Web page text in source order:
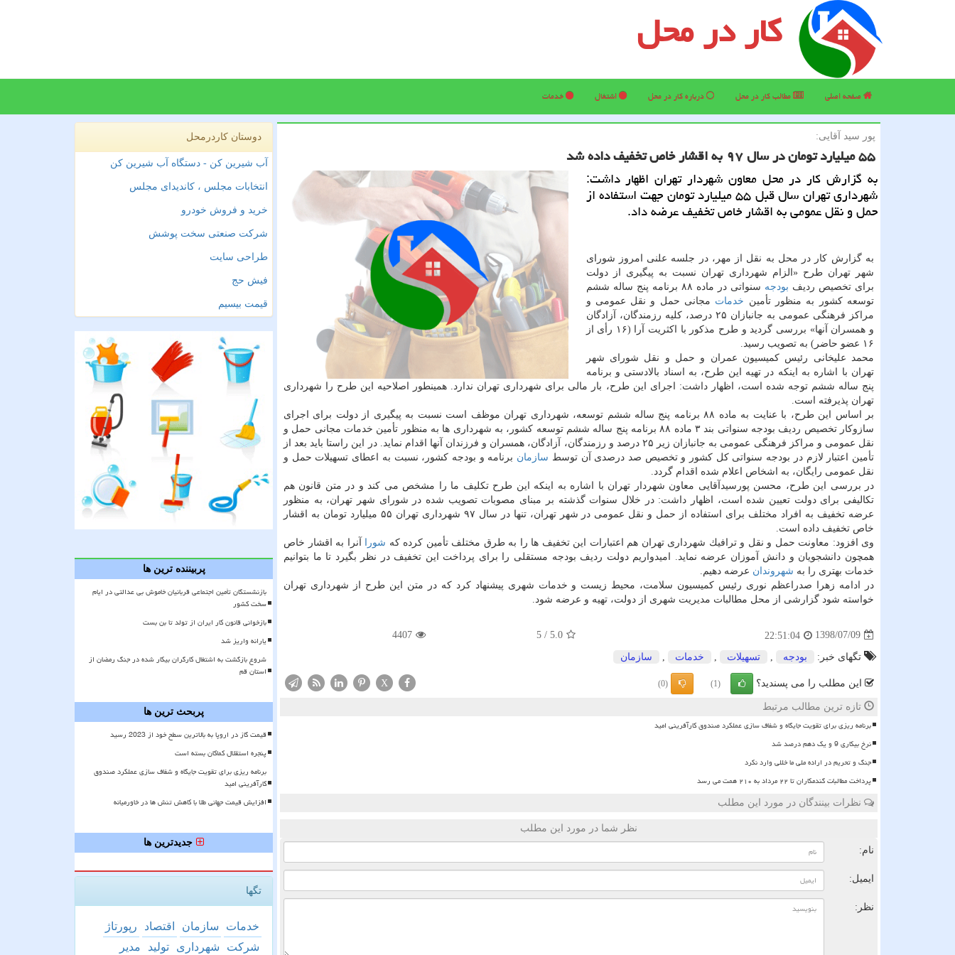
کار در محل
صفحه اصلی مطالب كار در محل درباره كار در محل اشتغال خدمات
پور سید آقایی:
۵۵ میلیارد تومان در سال ۹۷ به اقشار خاص تخفیف داده شد
به گزارش كار در محل معاون شهردار تهران اظهار داشت:
شهرداری تهران سال قبل ۵۵ میلیارد تومان جهت استفاده از
حمل و نقل عمومی به اقشار خاص تخفیف عرضه داد.
به گزارش كار در محل به نقل از مهر، در جلسه علنی امروز شورای
شهر تهران طرح «الزام شهرداری تهران نسبت به پیگیری از دولت
برای تخصیص ردیف بودجه
سنواتی در ماده ۸۸ برنامه پنج ساله ششم
توسعه كشور به منظور تأمین خدمات مجانی حمل و نقل عمومی و
مراكز فرهنگی عمومی به جانبازان ۲۵ درصد، كلیه رزمندگان، آزادگان
و همسران آنها» بررسی گردید و طرح مذكور با اكثریت آرا (۱۶ رأی از
۱۶ عضو حاضر) به تصویب رسید.
محمد علیخانی رئیس كمیسیون عمران و حمل و نقل شورای شهر
تهران با اشاره به اینكه در تهیه این طرح، به اسناد بالادستی و برنامه
پنج ساله ششم توجه شده است، اظهار داشت: اجرای این طرح، بار مالی برای شهرداری تهران ندارد. همینطور اصلاحیه این طرح را شهرداری
تهران پذیرفته است.
بر اساس این طرح، با عنایت به ماده ۸۸ برنامه پنج ساله ششم توسعه، شهرداری تهران موظف است نسبت به پیگیری از دولت برای اجرای
سازوكار تخصیص ردیف بودجه سنواتی بند ۳ ماده ۸۸ برنامه پنج ساله ششم توسعه كشور، به شهرداری ها به منظور تأمین خدمات مجانی حمل و
نقل عمومی و مراكز فرهنگی عمومی به جانبازان زیر ۲۵ درصد و رزمندگان، آزادگان، همسران و فرزندان آنها اقدام نماید. در این راستا باید بعد از
تأمین اعتبار لازم در بودجه سنواتی كل كشور و تخصیص صد درصدی آن توسط سازمان برنامه و بودجه كشور، نسبت به اعطای تسهیلات حمل و
نقل عمومی رایگان، به اشخاص اعلام شده اقدام گردد.
در بررسی این طرح، محسن پورسیدآقایی معاون شهردار تهران با اشاره به اینكه این طرح تكلیف ما را مشخص می كند و در متن قانون هم
تكالیفی برای دولت تعیین شده است، اظهار داشت: در خلال سنوات گذشته بر مبنای مصوبات تصویب شده در شورای شهر تهران، به منظور
عرضه تخفیف به افراد مختلف برای استفاده از حمل و نقل عمومی در شهر تهران، تنها در سال ۹۷ شهرداری تهران ۵۵ میلیارد تومان به اقشار
خاص تخفیف داده است.
وی افزود: معاونت حمل و نقل و ترافیك شهرداری تهران هم اعتبارات این تخفیف ها را به طرق مختلف تأمین كرده كه شورا
آنرا به اقشار خاص
همچون دانشجویان و دانش آموزان عرضه نماید. امیدواریم دولت ردیف بودجه مستقلی را برای پرداخت این تخفیف در نظر بگیرد تا ما بتوانیم
خدمات بهتری را به شهروندان عرضه دهیم.
در ادامه زهرا صدراعظم نوری رئیس كمیسیون سلامت، محیط زیست و خدمات شهری پیشنهاد كرد كه در متن این طرح از شهرداری تهران
خواسته شود گزارشی از محل مطالبات مدیریت شهری از دولت، تهیه و عرضه شود.
1398/07/09
22:51:04
5.0
/
5
4407
تگهای خبر: بودجه تسهیلات خدمات سازمان
این مطلب را می پسندید؟ (1)
(0)
X
تازه ترین مطالب مرتبط
برنامه ریزی برای تقویت جایگاه و شفاف سازی عملکرد صندوق کارآفرینی امید
نرخ بیکاری 9 و یک دهم درصد شد
جنگ و تحریم در اراده ملی ما خللی وارد نکرد
پرداخت مطالبات گندمکاران تا ۲۲ مرداد به ۲۱۰ همت می رسد
نظرات بینندگان در مورد این مطلب
نظر شما در مورد این مطلب
نام:
ایمیل:
نظر:
دوستان کاردرمحل
آب شیرین کن - دستگاه آب شیرین کن
انتخابات مجلس ، کاندیدای مجلس
خرید و فروش خودرو
شرکت صنعتی سخت پوشش
طراحی سایت
فیش حج
قیمت بیسیم
پربیننده ترین ها
بازنشستگان تأمین اجتماعی قربانیان خاموش بی عدالتی در ایام
سخت کشور
بازخوانی قانون کار ایران از تولد تا بن بست
یارانه واریز شد
شروع بازگشت به اشتغال کارگران بیکار شده در جنگ رمضان از
استان قم
پربحث ترین ها
قیمت گاز در اروپا به بالاترین سطح خود از 2023 رسید
پنجره استقلال کماکان بسته است
برنامه ریزی برای تقویت جایگاه و شفاف سازی عملکرد صندوق
کارآفرینی امید
افزایش قیمت جهانی طلا با کاهش تنش ها در خاورمیانه
جدیدترین ها
تگها
خدمات سازمان اقتصاد
رپورتاژ
شركت
شهرداری تولید مدیر